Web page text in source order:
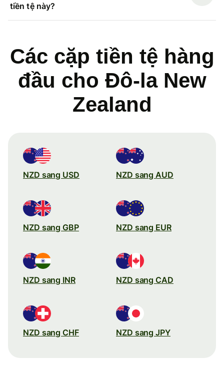
tiền tệ này?
Các cặp tiền tệ hàng
đầu cho Đô-la New
Zealand
NZD sang USD NZD sang AUD
NZD sang GBP NZD sang EUR
NZD sang INR NZD sang CAD
NZD sang CHF NZD sang JPY